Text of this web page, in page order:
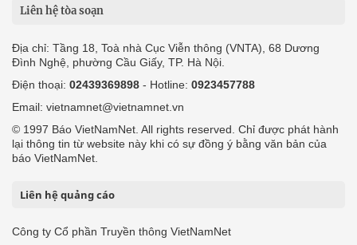
Liên hệ tòa soạn
Địa chỉ: Tầng 18, Toà nhà Cục Viễn thông (VNTA), 68 Dương
Đình Nghệ, phường Cầu Giấy, TP. Hà Nội.
Điện thoại: 02439369898 - Hotline: 0923457788
Email: vietnamnet@vietnamnet.vn
© 1997 Báo VietNamNet. All rights reserved. Chỉ được phát hành
lại thông tin từ website này khi có sự đồng ý bằng văn bản của
báo VietNamNet.
Liên hệ quảng cáo
Công ty Cổ phần Truyền thông VietNamNet